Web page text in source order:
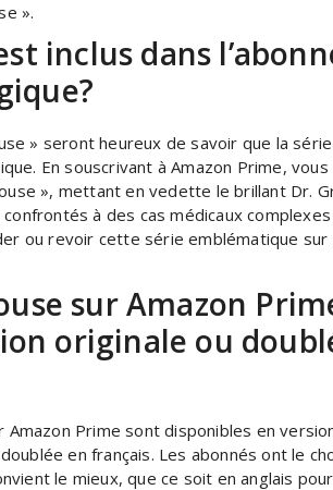
».
inclus dans
» seront heureux de savoir que la
En souscrivant à Amazon Prime,
», mettant en vedette le brillant Dr.
à des cas médicaux
ou revoir cette série emblématique sur
sur Amazon
originale ou
Prime sont disponibles en
en français. Les abonnés ont le
le mieux, que ce soit en anglais